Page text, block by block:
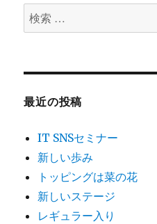
ン
検
索
象:
最近の投稿
IT SNSセミナー
新しい歩み
トッピングは菜の花
新しいステージ
レギュラー入り